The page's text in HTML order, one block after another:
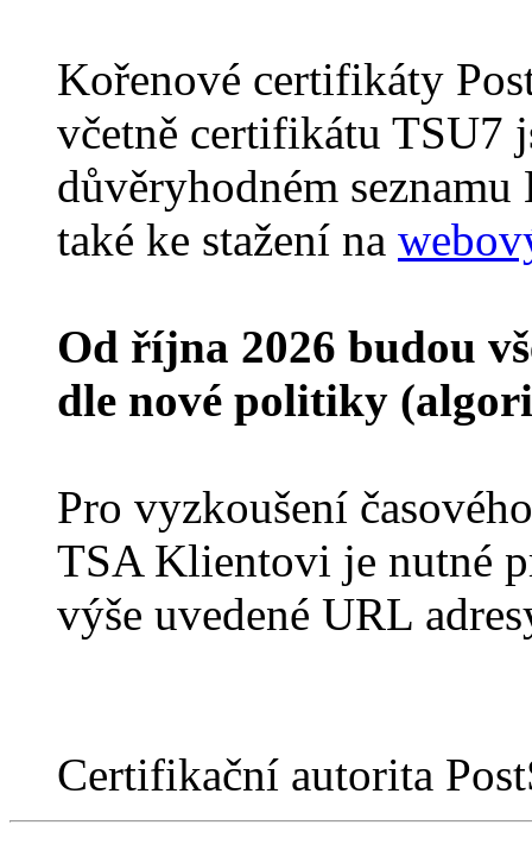
Kořenové certifikáty
včetně certifikátu TSU7
důvěryhodném
také ke stažení na
Od října 2026 budou
dle nové politiky
Pro vyzkoušení
TSA Klientovi je nutné
výše uvedené URL
Certifikační autorita